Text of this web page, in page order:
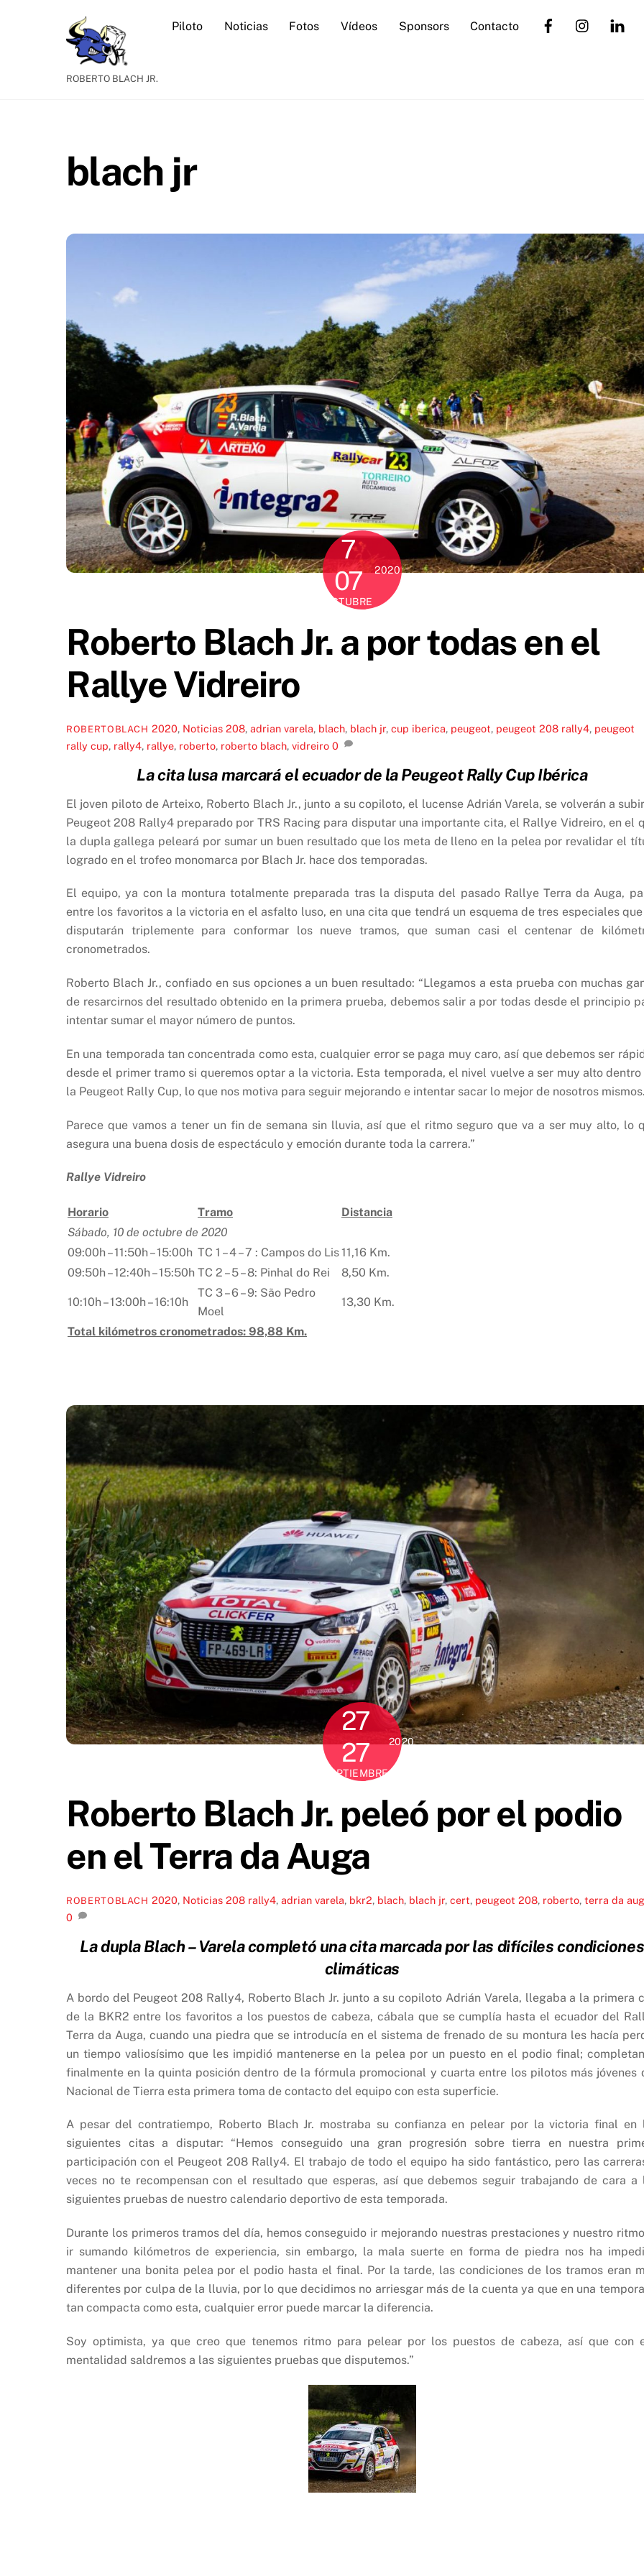
ROBERTO BLACH JR.
Piloto Noticias Fotos Vídeos Sponsors Contacto
blach jr
7
07
OCTUBRE
2020
Roberto Blach Jr. a por todas en el
Rallye Vidreiro
ROBERTOBLACH 2020, Noticias 208, adrian varela, blach, blach jr, cup iberica, peugeot, peugeot 208 rally4, peugeot
rally cup, rally4, rallye, roberto, roberto blach, vidreiro 0
La cita lusa marcará el ecuador de la Peugeot Rally Cup Ibérica
El joven piloto de Arteixo, Roberto Blach Jr., junto a su copiloto, el lucense Adrián Varela, se volverán a
Peugeot 208 Rally4 preparado por TRS Racing para disputar una importante cita, el Rallye Vidreiro, en el
la dupla gallega peleará por sumar un buen resultado que los meta de lleno en la pelea por revalidar el
logrado en el trofeo monomarca por Blach Jr. hace dos temporadas.
El equipo, ya con la montura totalmente preparada tras la disputa del pasado Rallye Terra da Auga,
entre los favoritos a la victoria en el asfalto luso, en una cita que tendrá un esquema de tres especiales
disputarán triplemente para conformar los nueve tramos, que suman casi el centenar de
cronometrados.
Roberto Blach Jr., confiado en sus opciones a un buen resultado: “Llegamos a esta prueba con muchas
de resarcirnos del resultado obtenido en la primera prueba, debemos salir a por todas desde el principio
intentar sumar el mayor número de puntos.
En una temporada tan concentrada como esta, cualquier error se paga muy caro, así que debemos ser
desde el primer tramo si queremos optar a la victoria. Esta temporada, el nivel vuelve a ser muy alto dentro
la Peugeot Rally Cup, lo que nos motiva para seguir mejorando e intentar sacar lo mejor de nosotros
Parece que vamos a tener un fin de semana sin lluvia, así que el ritmo seguro que va a ser muy alto, lo
asegura una buena dosis de espectáculo y emoción durante toda la carrera.”
Rallye Vidreiro
Horario Tramo
Distancia
Sábado, 10 de octubre de 2020
09:00h – 11:50h – 15:00h TC 1 – 4 – 7 : Campos do Lis11,16 Km.
09:50h – 12:40h – 15:50h TC 2 – 5 – 8: Pinhal do Rei 8,50 Km.
10:10h – 13:00h – 16:10h
TC 3 – 6 – 9: São Pedro
Moel
13,30 Km.
Total kilómetros cronometrados: 98,88 Km.
27
27
SEPTIEMBRE
2020
Roberto Blach Jr. peleó por el podio
en el Terra da Auga
ROBERTOBLACH 2020, Noticias 208 rally4, adrian varela, bkr2, blach, blach jr, cert, peugeot 208, roberto, terra da
0
La dupla Blach – Varela completó una cita marcada por las difíciles condiciones
climáticas
A bordo del Peugeot 208 Rally4, Roberto Blach Jr. junto a su copiloto Adrián Varela, llegaba a la primera
de la BKR2 entre los favoritos a los puestos de cabeza, cábala que se cumplía hasta el ecuador del
Terra da Auga, cuando una piedra que se introducía en el sistema de frenado de su montura les hacía
un tiempo valiosísimo que les impidió mantenerse en la pelea por un puesto en el podio final;
finalmente en la quinta posición dentro de la fórmula promocional y cuarta entre los pilotos más jóvenes
Nacional de Tierra esta primera toma de contacto del equipo con esta superficie.
A pesar del contratiempo, Roberto Blach Jr. mostraba su confianza en pelear por la victoria final en
siguientes citas a disputar: “Hemos conseguido una gran progresión sobre tierra en nuestra
participación con el Peugeot 208 Rally4. El trabajo de todo el equipo ha sido fantástico, pero las
veces no te recompensan con el resultado que esperas, así que debemos seguir trabajando de cara a
siguientes pruebas de nuestro calendario deportivo de esta temporada.
Durante los primeros tramos del día, hemos conseguido ir mejorando nuestras prestaciones y nuestro
ir sumando kilómetros de experiencia, sin embargo, la mala suerte en forma de piedra nos ha
mantener una bonita pelea por el podio hasta el final. Por la tarde, las condiciones de los tramos eran
diferentes por culpa de la lluvia, por lo que decidimos no arriesgar más de la cuenta ya que en una
tan compacta como esta, cualquier error puede marcar la diferencia.
Soy optimista, ya que creo que tenemos ritmo para pelear por los puestos de cabeza, así que con
mentalidad saldremos a las siguientes pruebas que disputemos.”